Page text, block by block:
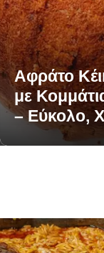
Αφράτο
με
– Εύκολο,